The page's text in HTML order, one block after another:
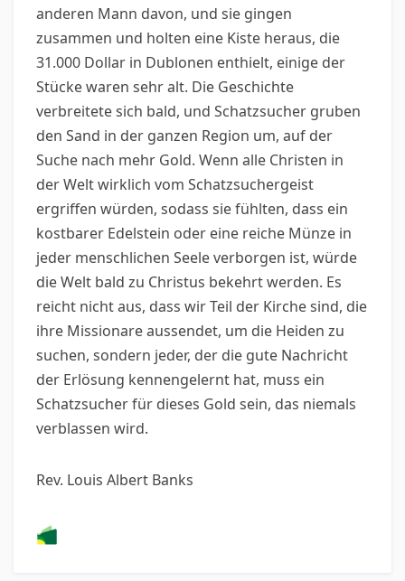
anderen Mann davon, und sie gingen
zusammen und holten eine Kiste heraus, die
31.000 Dollar in Dublonen enthielt, einige der
Stücke waren sehr alt. Die Geschichte
verbreitete sich bald, und Schatzsucher gruben
den Sand in der ganzen Region um, auf der
Suche nach mehr Gold. Wenn alle Christen in
der Welt wirklich vom Schatzsuchergeist
ergriffen würden, sodass sie fühlten, dass ein
kostbarer Edelstein oder eine reiche Münze in
jeder menschlichen Seele verborgen ist, würde
die Welt bald zu Christus bekehrt werden. Es
reicht nicht aus, dass wir Teil der Kirche sind, die
ihre Missionare aussendet, um die Heiden zu
suchen, sondern jeder, der die gute Nachricht
der Erlösung kennengelernt hat, muss ein
Schatzsucher für dieses Gold sein, das niemals
verblassen wird.
Rev. Louis Albert Banks